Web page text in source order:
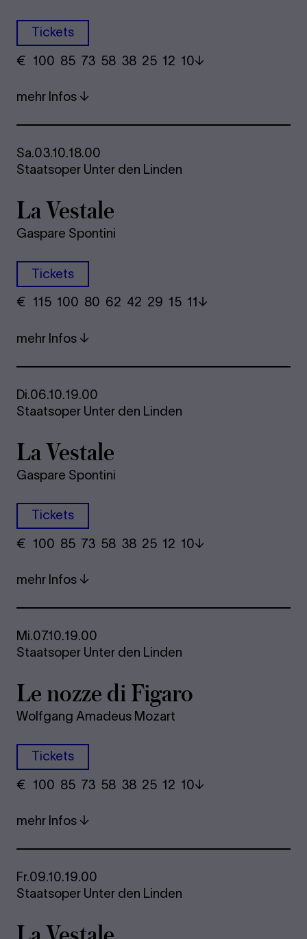
Tickets
€ ​ 100 85 73​ 58 38 25​ 12 10
mehr Infos
Sa.03.10.18.00
Staatsoper Unter den Linden
La Ves­ta­le
Gaspare Spontini
Tickets
€ ​ 115 100 80​ 62 42 29​ 15 11
mehr Infos
Di.06.10.19.00
Staatsoper Unter den Linden
La Ves­ta­le
Gaspare Spontini
Tickets
€ ​ 100 85 73​ 58 38 25​ 12 10
mehr Infos
Mi.07.10.19.00
Staatsoper Unter den Linden
Le nozze di Fi­ga­ro
Wolfgang Amadeus Mozart
Tickets
€ ​ 100 85 73​ 58 38 25​ 12 10
mehr Infos
Fr.09.10.19.00
Staatsoper Unter den Linden